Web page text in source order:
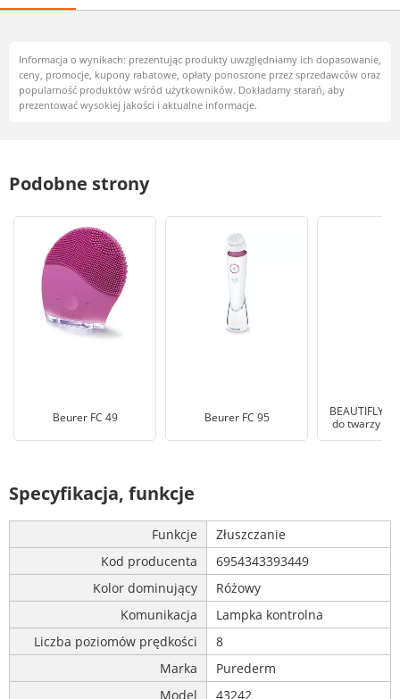
Informacja o wynikach: prezentując produkty uwzględniamy ich dopasowanie,
ceny, promocje, kupony rabatowe, opłaty ponoszone przez sprzedawców oraz
popularność produktów wśród użytkowników. Dokładamy starań, aby
prezentować wysokiej jakości i aktualne informacje.
Podobne strony
Beurer FC 49 Beurer FC 95
BEAUTIFLY
do twarzy B
Specyfikacja, funkcje
Funkcje
Złuszczanie
Kod producenta
6954343393449
Kolor dominujący
Różowy
Komunikacja
Lampka kontrolna
Liczba poziomów prędkości
8
Marka
Purederm
Model
43242